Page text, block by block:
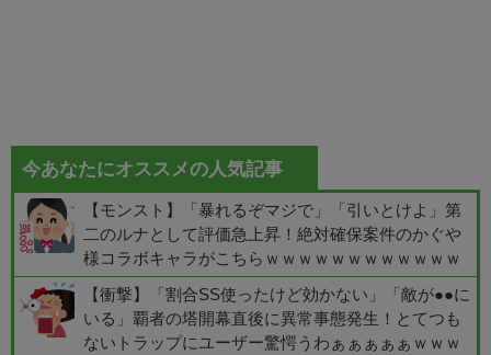
今あなたにオススメの人気記事
【モンスト】「暴れるぞマジで」「引いとけよ」第
二のルナとして評価急上昇！絶対確保案件のかぐや
様コラボキャラがこちらｗｗｗｗｗｗｗｗｗｗｗｗ
【衝撃】「割合SS使ったけど効かない」「敵が●●に
いる」覇者の塔開幕直後に異常事態発生！とてつも
ないトラップにユーザー驚愕うわぁぁぁぁぁｗｗｗ